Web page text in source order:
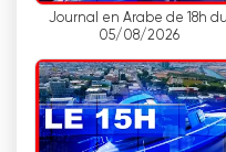
ג'יבוטי, הופעתה של La Voix de Djibouti מסמלת את
עצמאיים. הזמינות של
לשידור יבשתי
ארגוני מדיה מול
Journal en Arabe de 18h du
05/08/2026